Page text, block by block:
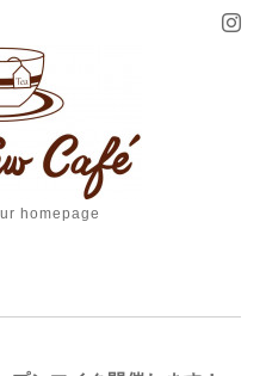
homepage